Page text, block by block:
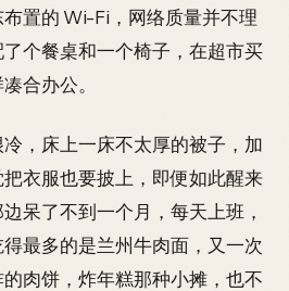
置的 Wi-Fi，网络质量并不理
个餐桌和一个椅子，在超市买
合办公。
，床上一床不太厚的被子，加
把衣服也要披上，即便如此醒来
呆了不到一个月，每天上班，
最多的是兰州牛肉面，又一次
肉饼，炸年糕那种小摊，也不